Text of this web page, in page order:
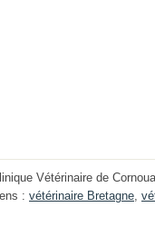
Vétérinaire de
: vétérinaire Bretagne,